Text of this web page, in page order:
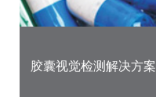
胶囊视觉检测解决方案